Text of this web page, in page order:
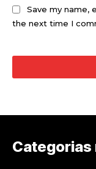
Save my name,
the next time I
Categorias